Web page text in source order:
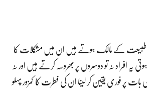
طبیعت کے مالک ہوتے ہیں ان میں مشکلات کا
یہ افراد نہ تو دوسروں پر بھروسہ کرتے ہیں اور نہ
پر فوری یقین کر لینا ان کی فطرت کا کمزور پہلو